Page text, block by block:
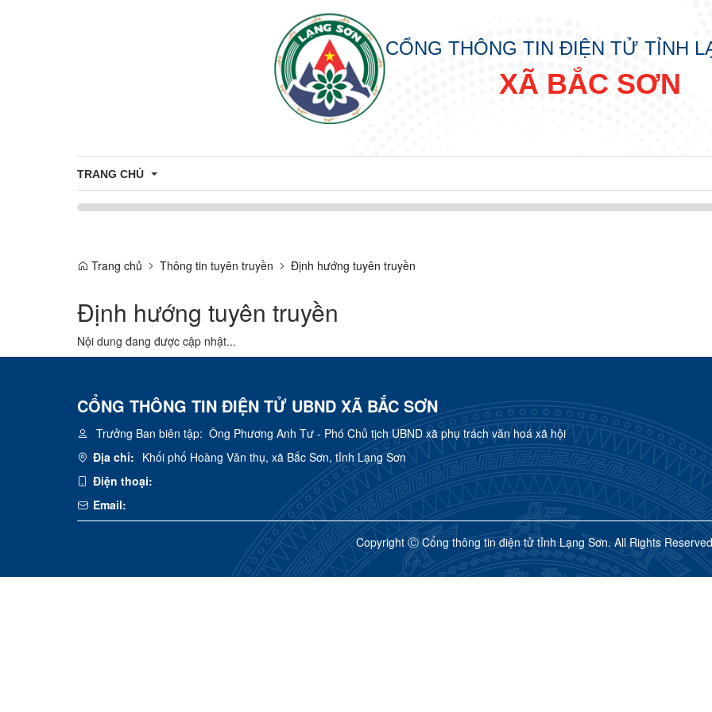
CỔNG THÔNG TIN ĐIỆN TỬ TỈNH
XÃ BẮC SƠN
TRANG CHỦ
Trang chủ
Thông tin tuyên truyền Định hướng tuyên truyền
Định hướng tuyên truyền
Nội dung đang được cập nhật...
CỔNG THÔNG TIN ĐIỆN TỬ UBND XÃ BẮC SƠN
Trưởng Ban biên tập: Ông Phương Anh Tư - Phó Chủ tịch UBND xã phụ trách văn hoá xã hội
Địa chỉ: Khối phố Hoàng Văn thụ, xã Bắc Sơn, tỉnh Lạng Sơn
Điện thoại:
Email:
Copyright Ⓒ Cổng thông tin điện tử tỉnh Lạng Sơn. All Rights Reserved